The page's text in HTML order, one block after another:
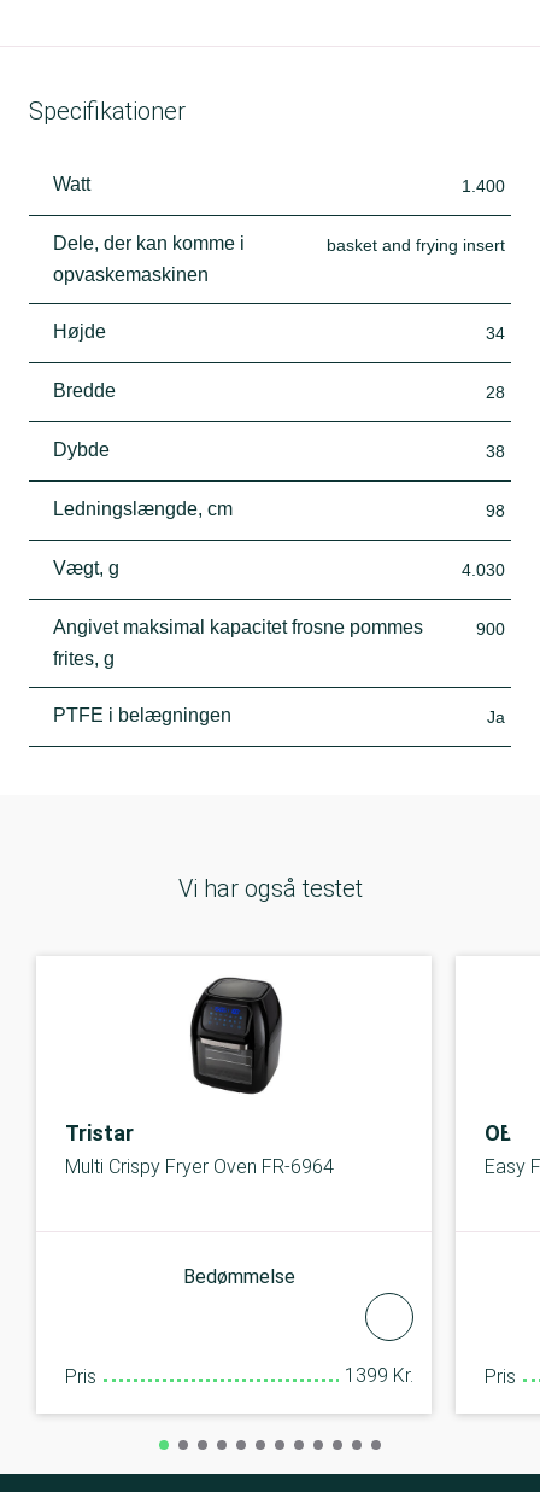
Specifikationer
Watt 1.400
Dele, der kan komme i
opvaskemaskinen
basket and frying insert
Højde 34
Bredde 28
Dybde 38
Ledningslængde, cm 98
Vægt, g 4.030
Angivet maksimal kapacitet frosne pommes
frites, g
900
PTFE i belægningen Ja
Vi har også testet
Tristar
Multi Crispy Fryer Oven FR-6964
Bedømmelse
Pris 1399 Kr.
OBH
Easy
Pris